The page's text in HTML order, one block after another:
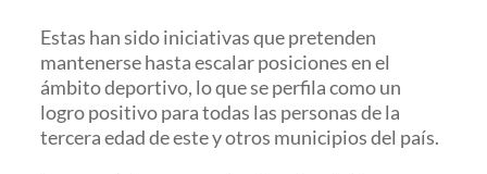
Estas han sido iniciativas que pretenden
mantenerse hasta escalar posiciones en el
ámbito deportivo, lo que se perfila como un
logro positivo para todas las personas de la
tercera edad de este y otros municipios del país.